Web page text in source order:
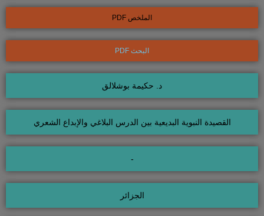
الملخص PDF
البحث PDF
د. حكيمة بوشلالق
القصيدة النبوية البديعية بين الدرس البلاغي والإبداع الشعري
-
الجزائر